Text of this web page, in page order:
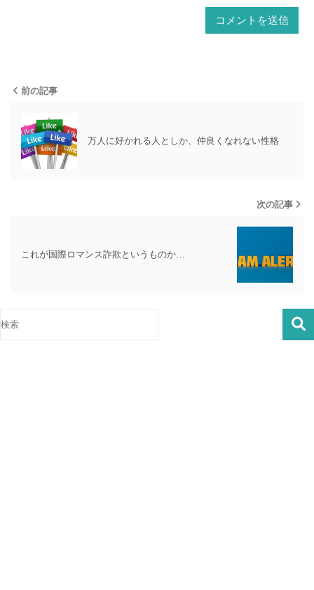
前の記事
万人に好かれる人としか、仲良くなれない性格
次の記事
これが国際ロマンス詐欺というものか…